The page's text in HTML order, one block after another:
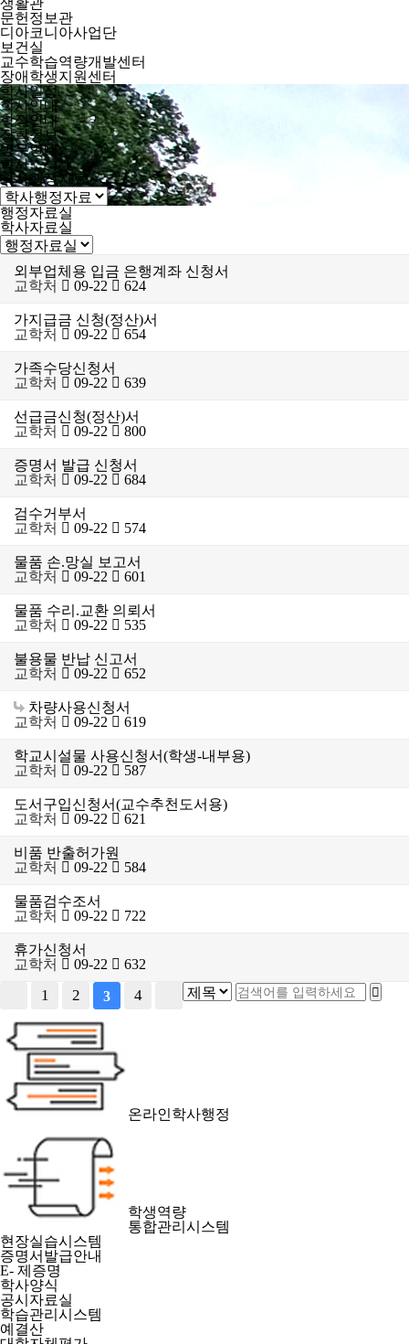
생활관
문헌정보관
디아코니아사업단
보건실
교수학습역량개발센터
장애학생지원센터
학사일정
학사안내
학적안내
장학정보
병무안내
학사소식
학사행정자료
행정자료실
학사자료실
외부업체용 입금 은행계좌 신청서
교학처
09-22 624
가지급금 신청(정산)서
교학처
09-22 654
가족수당신청서
교학처
09-22 639
선급금신청(정산)서
교학처
09-22 800
증명서 발급 신청서
교학처
09-22 684
검수거부서
교학처
09-22 574
물품 손.망실 보고서
교학처
09-22 601
물품 수리.교환 의뢰서
교학처
09-22 535
불용물 반납 신고서
교학처
09-22 652
차량사용신청서
교학처
09-22 619
학교시설물 사용신청서(학생-내부용)
교학처
09-22 587
도서구입신청서(교수추천도서용)
교학처
09-22 621
비품 반출허가원
교학처
09-22 584
물품검수조서
교학처
09-22 722
휴가신청서
교학처
09-22 632
1 2 3 4
온라인학사행정
학생역량
통합관리시스템
현장실습시스템
증명서발급안내
E- 제증명
학사양식
공시자료실
학습관리시스템
예결산